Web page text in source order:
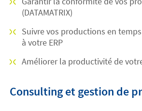
(DATAMATRIX)
Suivre vos productions en
à votre ERP
Améliorer la productivité de
Consulting et gestion de